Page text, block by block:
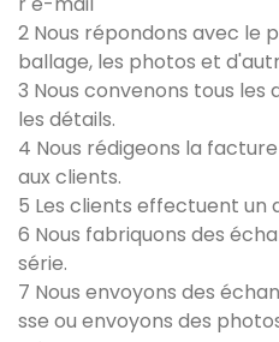
2 Nous répondons avec le
ballage, les photos et
3 Nous convenons tous
les détails.
4 Nous rédigeons la
aux clients.
5 Les clients effectuent un
6 Nous fabriquons des
série.
7 Nous envoyons des
sse ou envoyons des